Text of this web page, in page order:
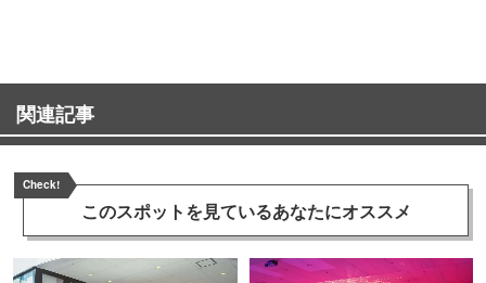
関連記事
Check!
このスポットを見ているあなたにオススメ